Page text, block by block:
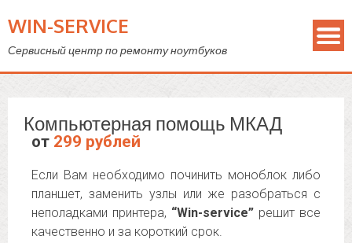
WIN-SERVICE
Сервисный центр по ремонту ноутбуков
Компьютерная помощь МКАД
от 299 рублей
Если Вам необходимо починить моноблок либо
планшет, заменить узлы или же разобраться с
неполадками принтера, “Win-service” решит все
качественно и за короткий срок.